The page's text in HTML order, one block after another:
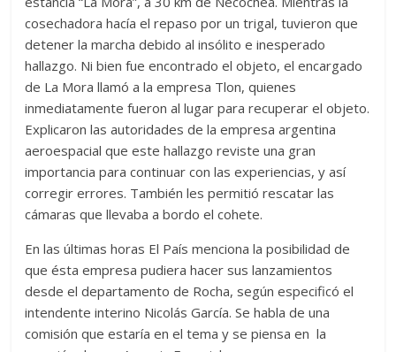
cosechadora hacía el repaso por un trigal, tuvieron que
detener la marcha debido al insólito e inesperado
hallazgo. Ni bien fue encontrado el objeto, el encargado
de La Mora llamó a la empresa Tlon, quienes
inmediatamente fueron al lugar para recuperar el objeto.
Explicaron las autoridades de la empresa argentina
aeroespacial que este hallazgo reviste una gran
importancia para continuar con las experiencias, y así
corregir errores. También les permitió rescatar las
cámaras que llevaba a bordo el cohete.
En las últimas horas El País menciona la posibilidad de
que ésta empresa pudiera hacer sus lanzamientos
desde el departamento de Rocha, según especificó el
intendente interino Nicolás García. Se habla de una
comisión que estaría en el tema y se piensa en la